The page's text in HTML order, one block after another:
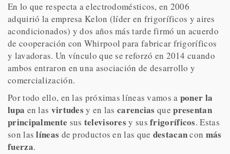
En lo que respecta a electrodomésticos, en 2006
adquirió la empresa Kelon (líder en frigoríficos y aires
acondicionados) y dos años más tarde firmó un acuerdo
de cooperación con Whirpool para fabricar frigoríficos
y lavadoras. Un vínculo que se reforzó en 2014 cuando
ambos entraron en una asociación de desarrollo y
comercialización.
Por todo ello, en las próximas líneas vamos a poner la
lupa en las virtudes y en lascarencias quepresentan
principalmente sus televisores y susfrigoríficos. Estas
son laslíneas de productos en las que destacancon más
fuerza.